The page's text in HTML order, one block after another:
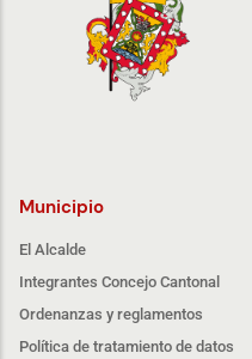
Municipio
El Alcalde
Integrantes Concejo Cantonal
Ordenanzas y reglamentos
Política de tratamiento de datos